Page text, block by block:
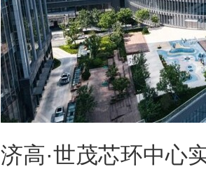
济高·世茂芯环中心